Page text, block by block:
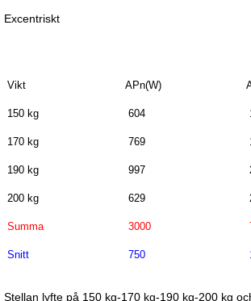
Excentriskt
Vikt APn(W)
150 kg 604
170 kg 769
190 kg 997
200 kg 629
Summa 3000
Snitt 750
Stellan lyfte på 150 kg-170 kg-190 kg-200 kg